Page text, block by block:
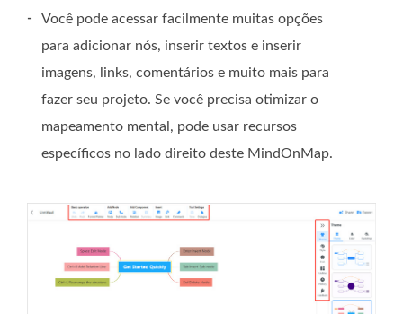
-
Você pode acessar facilmente muitas opções
para adicionar nós, inserir textos e inserir
imagens, links, comentários e muito mais para
fazer seu projeto. Se você precisa otimizar o
mapeamento mental, pode usar recursos
específicos no lado direito deste MindOnMap.